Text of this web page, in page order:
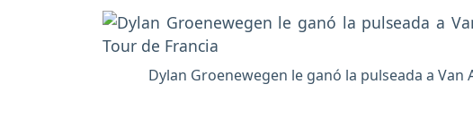
Dylan Groenewegen le ganó la pulseada a